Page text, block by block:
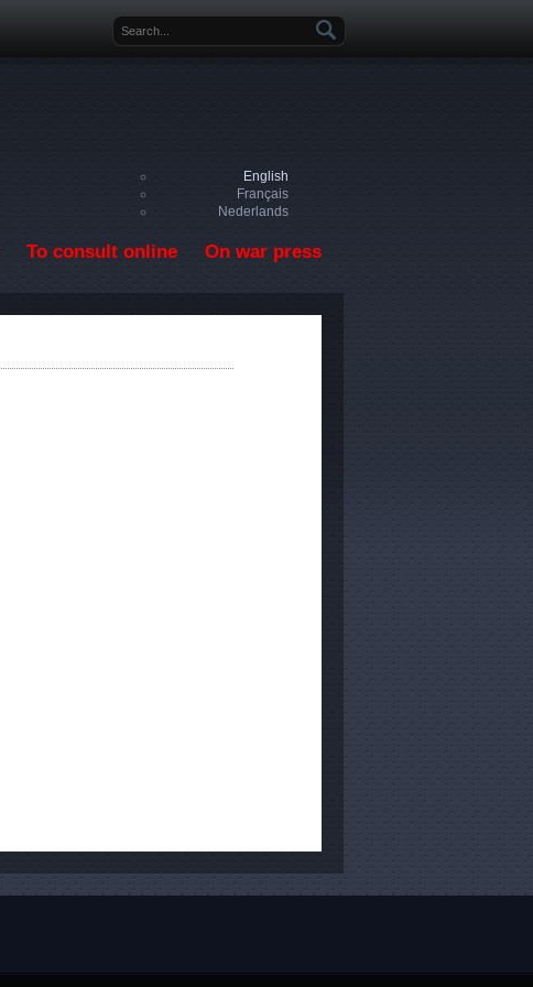
Search form
English
Français
Nederlands
To consult online On war press